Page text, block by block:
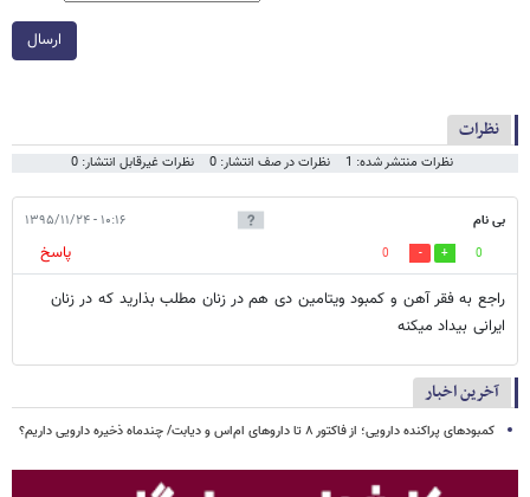
ارسال
نظرات
نظرات منتشر شده: 1 نظرات در صف انتشار: 0 نظرات غیرقابل انتشار: 0
بی نام ۱۰:۱۶ - ۱۳۹۵/۱۱/۲۴
0
0
پاسخ
راجع به فقر آهن و کمبود ویتامین دی هم در زنان مطلب بذارید که در زنان
ایرانی بیداد میکنه
آخرین اخبار
کمبودهای پراکنده دارویی؛ از فاکتور ۸ تا داروهای ام‌اس و دیابت/ چندماه ذخیره دارویی داریم؟